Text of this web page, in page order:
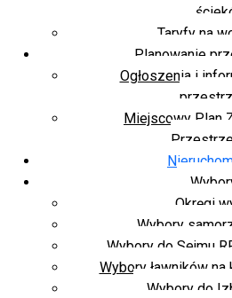
Taryfy na
Planowanie
Ogłoszenia i
Miejscowy Plan
Okręgi
Wybory
Wybory do Sejmu
Wybory ławników
Wybory do